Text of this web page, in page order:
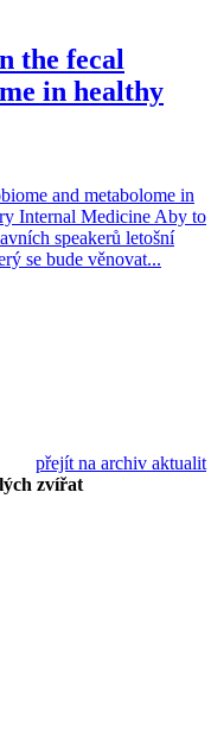
the fecal
in healthy
and metabolome in
Internal Medicine Aby to
speakerů letošní
se bude věnovat...
přejít na archiv aktualit
zvířat